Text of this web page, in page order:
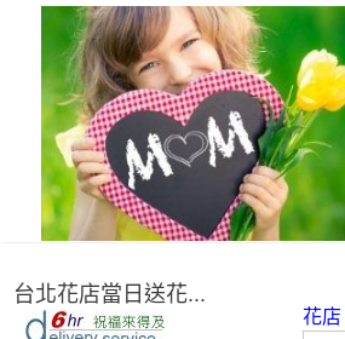
台北花店當日送花...
花店